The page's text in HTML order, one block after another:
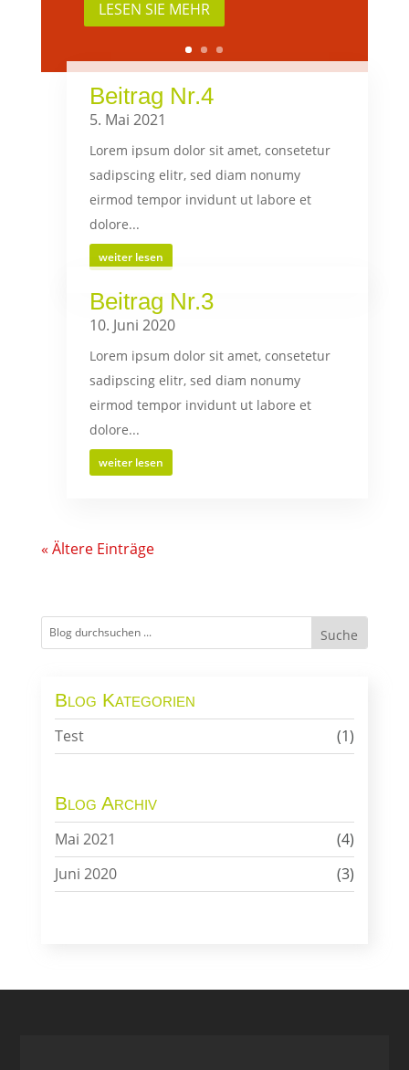
LESEN SIE MEHR
Beitrag Nr.4
5. Mai 2021
Lorem ipsum dolor sit amet, consetetur
sadipscing elitr, sed diam nonumy
eirmod tempor invidunt ut labore et
dolore...
weiter lesen
Beitrag Nr.3
10. Juni 2020
Lorem ipsum dolor sit amet, consetetur
sadipscing elitr, sed diam nonumy
eirmod tempor invidunt ut labore et
dolore...
weiter lesen
« Ältere Einträge
Blog Kategorien
Test (1)
Blog Archiv
Mai 2021
(4)
Juni 2020
(3)